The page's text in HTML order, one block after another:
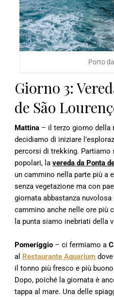
Porto
Giorno 3:
de São
Mattina – il terzo giorno della
decidiamo di iniziare
percorsi di trekking. Partiamo
popolari, la vereda da Ponta
un cammino nella parte più a
senza vegetazione ma con
giornata abbastanza
cammino anche nelle ore più
la punta siamo inebriati della
Pomeriggio – ci fermiamo a
al Restaurante Aquarium
il tonno più fresco e più
Dopo, poiché la giornata è
tappa al mare. Una delle